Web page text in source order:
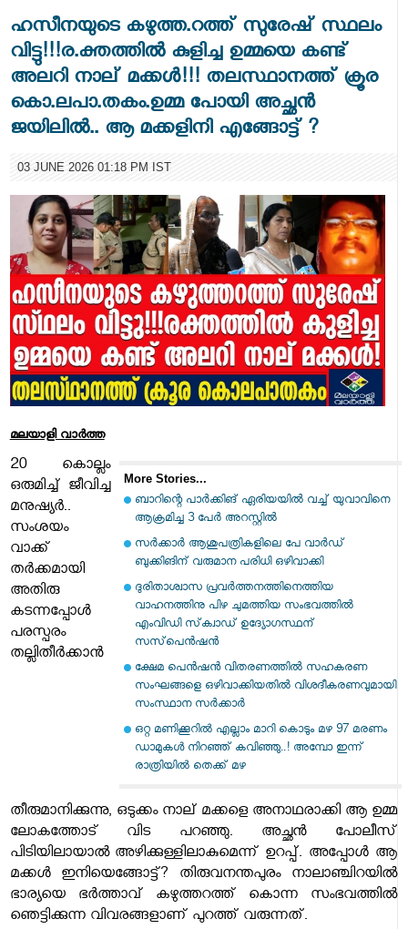
ഹസീനയുടെ കഴുത്ത.റത്ത് സുരേഷ് സ്ഥലം
വിട്ടു!!!ര.ക്തത്തിൽ കുളിച്ച ഉമ്മയെ കണ്ട്
അലറി നാല് മക്കൾ!!! തലസ്ഥാനത്ത് ക്രൂര
കൊ.ലപാ.തകം.ഉമ്മ പോയി അച്ഛൻ
ജയിലിൽ.. ആ മക്കളിനി എങ്ങോട്ട് ?
03 JUNE 2026 01:18 PM IST
മലയാളി വാര്‍ത്ത
More Stories...
ബാറിന്റെ പാര്‍ക്കിങ് ഏരിയയില്‍ വച്ച് യുവാവിനെ
ആക്രമിച്ച 3 പേര്‍ അറസ്റ്റില്‍
സര്‍ക്കാര്‍ ആശുപത്രികളിലെ പേ വാര്‍ഡ്
ബുക്കിങിന് വരുമാന പരിധി ഒഴിവാക്കി
ദുരിതാശ്വാസ പ്രവര്‍ത്തനത്തിനെത്തിയ
വാഹനത്തിനു പിഴ ചുമത്തിയ സംഭവത്തില്‍
എംവിഡി സ്‌ക്വാഡ് ഉദ്യോഗസ്ഥന്
സസ്‌പെന്‍ഷന്‍
ക്ഷേമ പെന്‍ഷന്‍ വിതരണത്തില്‍ സഹകരണ
സംഘങ്ങളെ ഒഴിവാക്കിയതില്‍ വിശദീകരണവുമായി
സംസ്ഥാന സര്‍ക്കാര്‍
ഒറ്റ മണിക്കൂറിൽ എല്ലാം മാറി കൊടും മഴ 97 മരണം
ഡാമുകൾ നിറഞ്ഞ് കവിഞ്ഞു..! അമ്പോ ഇന്ന്
രാത്രിയിൽ തെക്ക് മഴ
20 കൊല്ലം
ഒരുമിച്ച് ജീവിച്ച
മനുഷ്യർ..
സംശയം
വാക്ക്
തർക്കമായി
അതിരു
കടന്നപ്പോൾ
പരസ്പരം
തല്ലിതീർക്കാൻ
തീരുമാനിക്കുന്നു, ഒടുക്കം നാല് മക്കളെ അനാഥരാക്കി ആ ഉമ്മ
ലോകത്തോട് വിട പറഞ്ഞു. അച്ഛൻ പോലീസ്
പിടിയിലായാൽ അഴിക്കുള്ളിലാകുമെന്ന് ഉറപ്പ്. അപ്പോൾ ആ
മക്കൾ ഇനിയെങ്ങോട്ട്? തിരുവനന്തപുരം നാലാഞ്ചിറയിൽ
ഭാര്യയെ ഭർത്താവ് കഴുത്തറത്ത് കൊന്ന സംഭവത്തിൽ
ഞെട്ടിക്കുന്ന വിവരങ്ങളാണ് പുറത്ത് വരുന്നത്.